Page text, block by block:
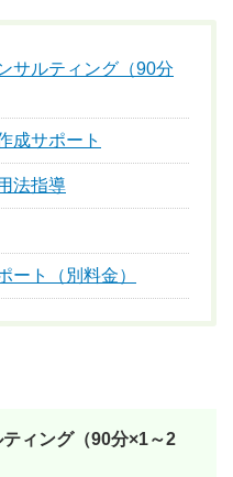
サルティング（90分
成サポート
法指導
ート（別料金）
ィング（90分×1～2